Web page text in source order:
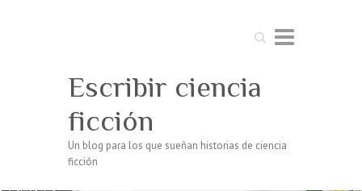
Buscar
Escribir ciencia
ficción
Un blog para los que sueñan historias de ciencia
ficción